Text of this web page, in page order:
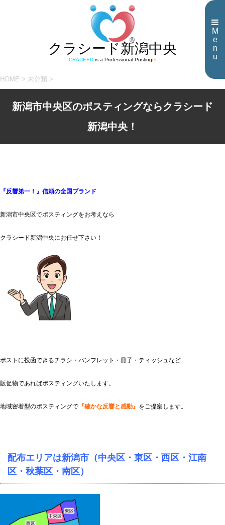
M
e
n
u
クラシード新潟中央
CRACEEDis a Professional Postinger
HOME > 未分類 >
新潟市中央区のポスティングならクラシード
新潟中央！
『反響第一！』信頼の全国ブランド
新潟市中央区でポスティングをお考えなら
クラシード新潟中央にお任せ下さい！
ポストに投函できるチラシ・パンフレット・冊子・ティッシュなど
販促物であればポスティングいたします。
地域密着型のポスティングで 『確かな反響と感動』 をご提案します。
配布エリアは新潟市（中央区・東区・西区・江南
区・秋葉区・南区）